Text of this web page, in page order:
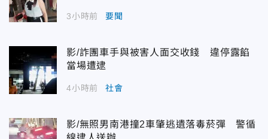
3小時前 要聞
影/詐團車手與被害人面交收錢 違停露餡
當場遭逮
4小時前 社會
影/無照男南港撞2車肇逃遺落毒菸彈 警循